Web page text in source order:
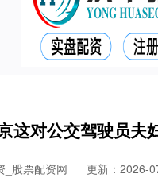
这对公交驾驶员夫
_股票配资网 更新：2026-